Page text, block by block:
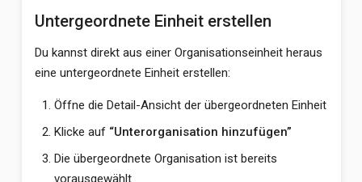
Untergeordnete Einheit erstellen
Du kannst direkt aus einer Organisationseinheit heraus
eine untergeordnete Einheit erstellen:
Öffne die Detail-Ansicht der übergeordneten Einheit
Klicke auf “Unterorganisation hinzufügen”
Die übergeordnete Organisation ist bereits
vorausgewählt